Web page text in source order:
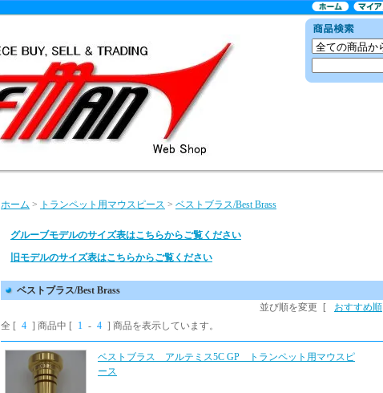
ホーム > トランペット用マウスピース > ベストブラス/Best Brass
グルーブモデルのサイズ表はこちらからご覧ください
旧モデルのサイズ表はこちらからご覧ください
ベストブラス/Best Brass
並び順を変更
[ おすすめ順
全 [ 4 ] 商品中 [ 1 - 4 ] 商品を表示しています。
ベストブラス アルテミス5C GP トランペット用マウスピ
ース